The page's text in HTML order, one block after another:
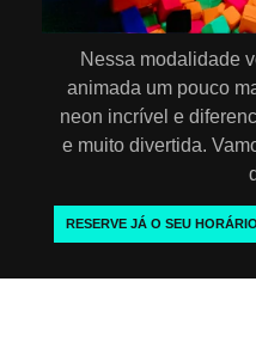
Nessa modalidade
animada um pouco
neon incrível e
e muito divertida.
RESERVE JÁ O SEU HORÁRIO